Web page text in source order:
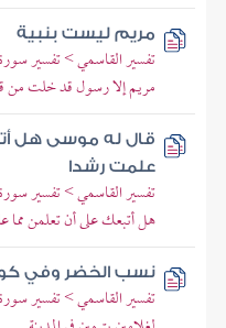
مريم ليست بنبية
تفسير القاسمي > تفسير سورة
مريم إلا رسول قد خلت من
قال له موسى هل
علمت رشدا
تفسير القاسمي > تفسير
هل أتبعك على أن تعلمن
نسب الخضر وفي
تفسير القاسمي > تفسير